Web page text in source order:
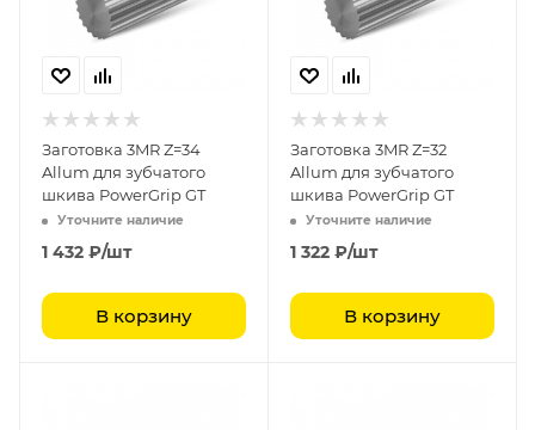
Заготовка 3MR Z=34
Allum для зубчатого
шкива PowerGrip GT
Уточните наличие
1 432 ₽/шт
В корзину
Заготовка 3MR Z=32
Allum для зубчатого
шкива PowerGrip GT
Уточните наличие
1 322 ₽/шт
В корзину